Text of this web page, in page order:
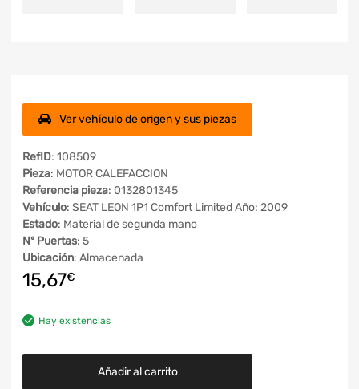
Ver vehículo de origen y sus piezas
RefID: 108509
Pieza: MOTOR CALEFACCION
Referencia pieza: 0132801345
Vehículo: SEAT LEON 1P1 Comfort Limited Año: 2009
Estado: Material de segunda mano
Nº Puertas: 5
Ubicación: Almacenada
15,67€
Hay existencias
Añadir al carrito